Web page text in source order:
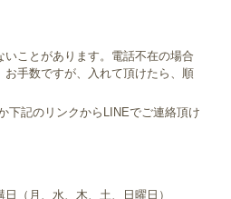
ことがあります。電話不在の場合
お手数ですが、入れて頂けたら、順
下記のリンクからLINEでご連絡頂け
（月、水、木、土、日曜日）